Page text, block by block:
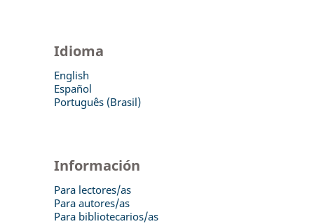
Idioma
English
Español
Português (Brasil)
Información
Para lectores/as
Para autores/as
Para bibliotecarios/as